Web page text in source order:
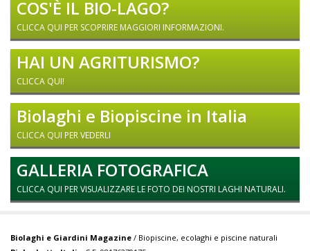
COS'È IL BIO-LAGO?
CLICCA QUI PER SCOPRIRE MAGGIORI INFORMAZIONI.
HAI UN AGRITURISMO?
CLICCA QUI!
Biolaghi e Biopiscine in Italia
CLICCA QUI PER VEDERLI
GALLERIA FOTOGRAFICA
CLICCA QUI PER VISUALIZZARE LE FOTO DEI NOSTRI LAGHI NATURALI.
Biolaghi e Giardini Magazine / Biopiscine, ecolaghi e piscine naturali